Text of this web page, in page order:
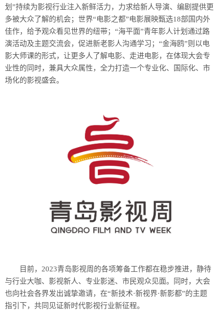
划”持续为影视行业注入新鲜活力，力求给新人导演、编剧提供更
多被大众了解的机会；世界“电影之都”电影展映甄选18部国内外
佳作，给予观众看见世界的纽带；“海平面”青年影人计划通过路
演活动及主题交流会，促进新老影人沟通学习；“金海鸥”则以电
影大师课的形式，让更多人了解电影、走进电影，在体现大会专
业性的同时，兼具大众属性，全力打造一个专业化、国际化、市
场化的影视盛会。
目前，2023青岛影视周的各项筹备工作都在稳步推进，静待
与行业大咖、影视新人、专业影迷、市民观众见面。同时，大会
也向社会各界发出诚挚邀请，在“新技术·新视界·新影都”的主题
指引下，共同见证新时代影视行业新征程。